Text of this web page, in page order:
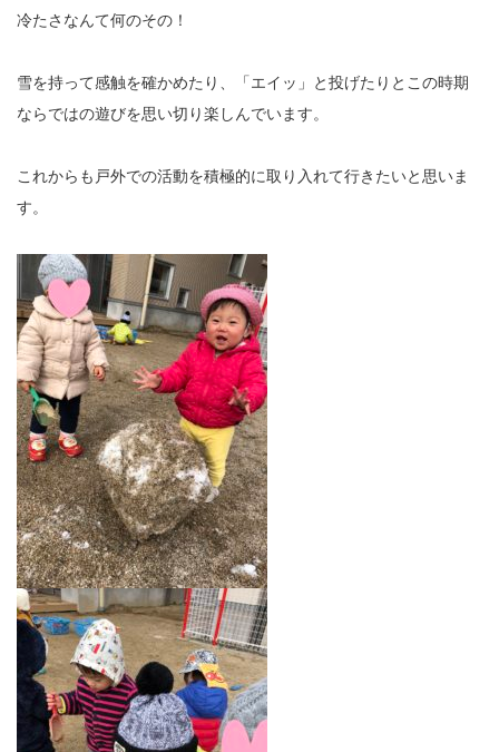
冷たさなんて何のその！
雪を持って感触を確かめたり、「エイッ」と投げたりとこの時期
ならではの遊びを思い切り楽しんでいます。
これからも戸外での活動を積極的に取り入れて行きたいと思いま
す。